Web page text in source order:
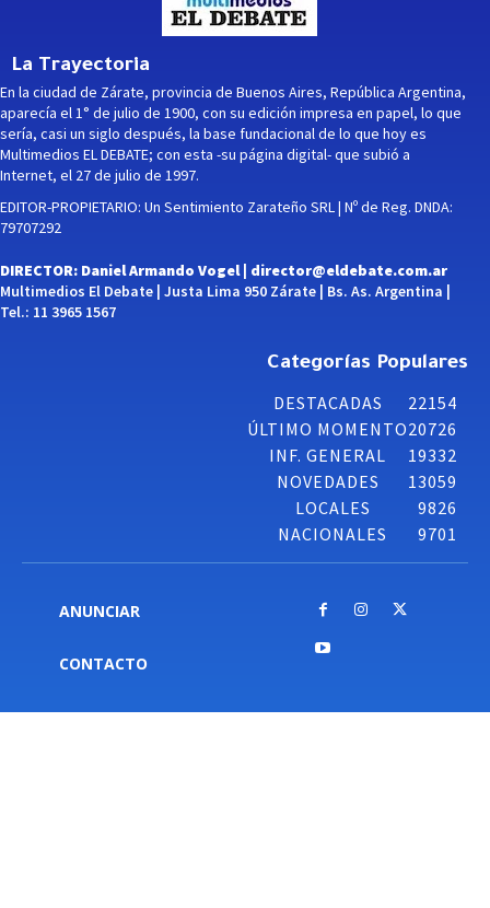
La Trayectoria
En la ciudad de Zárate, provincia de Buenos Aires, República Argentina,
aparecía el 1° de julio de 1900, con su edición impresa en papel, lo que
sería, casi un siglo después, la base fundacional de lo que hoy es
Multimedios EL DEBATE; con esta -su página digital- que subió a
Internet, el 27 de julio de 1997.
EDITOR-PROPIETARIO: Un Sentimiento Zarateño SRL | Nº de Reg. DNDA:
79707292
DIRECTOR: Daniel Armando Vogel | director@eldebate.com.ar
Multimedios El Debate | Justa Lima 950 Zárate | Bs. As. Argentina |
Tel.: 11 3965 1567
Categorías Populares
DESTACADAS
22154
ÚLTIMO MOMENTO20726
INF. GENERAL
19332
NOVEDADES
13059
LOCALES
9826
NACIONALES
9701
ANUNCIAR
CONTACTO